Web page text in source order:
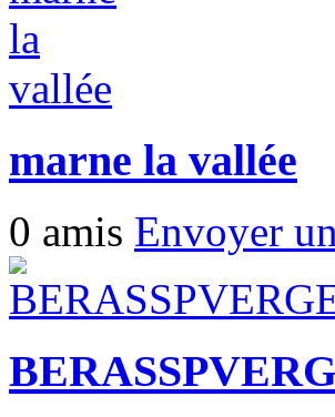
marne la vallée
0 amis Envoyer